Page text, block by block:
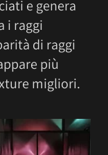
e genera
i raggi
di raggi
più
migliori.